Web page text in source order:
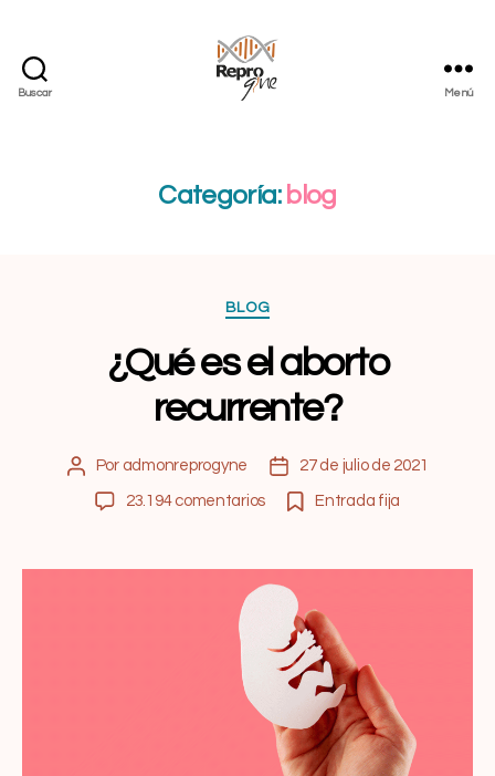
Buscar Menú
Categoría: blog
BLOG
¿Qué es el aborto
recurrente?
Por admonreprogyne 27 de julio de 2021
23.194 comentarios Entrada fija